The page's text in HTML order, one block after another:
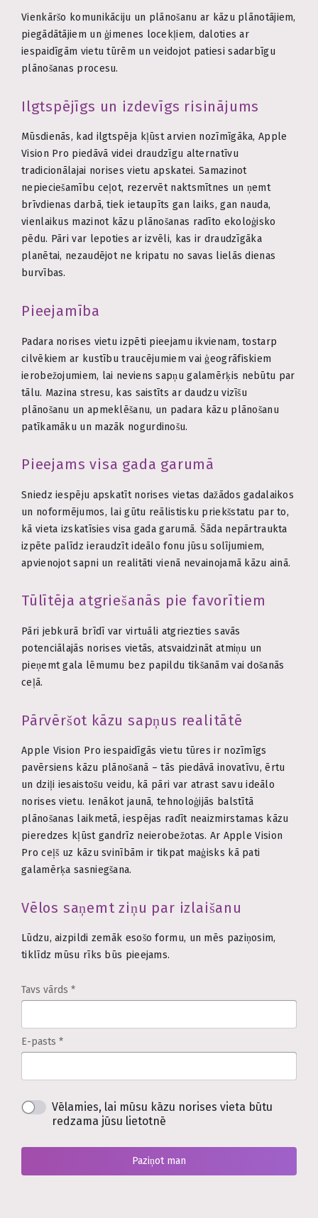
Vienkāršo komunikāciju un plānošanu ar kāzu plānotājiem,
piegādātājiem un ģimenes locekļiem, daloties ar
iespaidīgām vietu tūrēm un veidojot patiesi sadarbīgu
plānošanas procesu.
Ilgtspējīgs un izdevīgs risinājums
Mūsdienās, kad ilgtspēja kļūst arvien nozīmīgāka, Apple
Vision Pro piedāvā videi draudzīgu alternatīvu
tradicionālajai norises vietu apskatei. Samazinot
nepieciešamību ceļot, rezervēt naktsmītnes un ņemt
brīvdienas darbā, tiek ietaupīts gan laiks, gan nauda,
vienlaikus mazinot kāzu plānošanas radīto ekoloģisko
pēdu. Pāri var lepoties ar izvēli, kas ir draudzīgāka
planētai, nezaudējot ne kripatu no savas lielās dienas
burvības.
Pieejamība
Padara norises vietu izpēti pieejamu ikvienam, tostarp
cilvēkiem ar kustību traucējumiem vai ģeogrāfiskiem
ierobežojumiem, lai neviens sapņu galamērķis nebūtu par
tālu. Mazina stresu, kas saistīts ar daudzu vizīšu
plānošanu un apmeklēšanu, un padara kāzu plānošanu
patīkamāku un mazāk nogurdinošu.
Pieejams visa gada garumā
Sniedz iespēju apskatīt norises vietas dažādos gadalaikos
un noformējumos, lai gūtu reālistisku priekšstatu par to,
kā vieta izskatīsies visa gada garumā. Šāda nepārtraukta
izpēte palīdz ieraudzīt ideālo fonu jūsu solījumiem,
apvienojot sapni un realitāti vienā nevainojamā kāzu ainā.
Tūlītēja atgriešanās pie favorītiem
Pāri jebkurā brīdī var virtuāli atgriezties savās
potenciālajās norises vietās, atsvaidzināt atmiņu un
pieņemt gala lēmumu bez papildu tikšanām vai došanās
ceļā.
Pārvēršot kāzu sapņus realitātē
Apple Vision Pro iespaidīgās vietu tūres ir nozīmīgs
pavērsiens kāzu plānošanā – tās piedāvā inovatīvu, ērtu
un dziļi iesaistošu veidu, kā pāri var atrast savu ideālo
norises vietu. Ienākot jaunā, tehnoloģijās balstītā
plānošanas laikmetā, iespējas radīt neaizmirstamas kāzu
pieredzes kļūst gandrīz neierobežotas. Ar Apple Vision
Pro ceļš uz kāzu svinībām ir tikpat maģisks kā pati
galamērķa sasniegšana.
Vēlos saņemt ziņu par izlaišanu
Lūdzu, aizpildi zemāk esošo formu, un mēs paziņosim,
tiklīdz mūsu rīks būs pieejams.
Tavs vārds *
E-pasts *
Vēlamies, lai mūsu kāzu norises vieta būtu
redzama jūsu lietotnē
Paziņot man